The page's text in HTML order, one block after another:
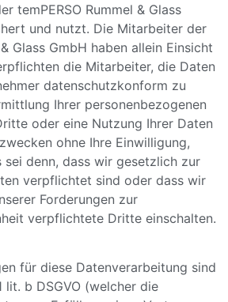
temPERSO Rummel & Glass
und nutzt. Die Mitarbeiter der
Glass GmbH haben allein Einsicht
die Mitarbeiter, die Daten
datenschutzkonform zu
Ihrer personenbezogenen
oder eine Nutzung Ihrer Daten
ohne Ihre Einwilligung,
denn, dass wir gesetzlich zur
verpflichtet sind oder dass wir
Forderungen zur
verpflichtete Dritte einschalten.
für diese Datenverarbeitung sind
lit. b DSGVO (welcher die